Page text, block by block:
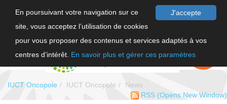
J'accepte
En poursuivant votre navigation sur ce
site, vous acceptez l’utilisation de cookies
pour vous proposer des contenus et services adaptés à vos
centres d’intérêt. En savoir plus et gérer ces paramètres
FAIRE UN
DON
IUCT Oncopole IUCT Oncopole
News
RSS (Opens New Window)